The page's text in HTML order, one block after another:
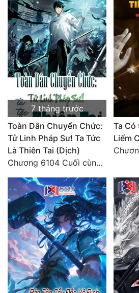
Tu Chân
Tu Tiên
Tội Phạm
Vô Địch
Võng Du
Xuyên Không
Xuyên Nhanh
Xuyên Thư
Điền Văn
Đô Thị
Đông Phương
Đông Phương Huyền Huyễn
7 tháng trước
Toàn Dân Chuyển Chức:
Tử Linh Pháp Sư! Ta Tức
Là Thiên Tai (Dịch)
Chương 6104 Cuối cùng (HẾT)
Ta Có
Liếm